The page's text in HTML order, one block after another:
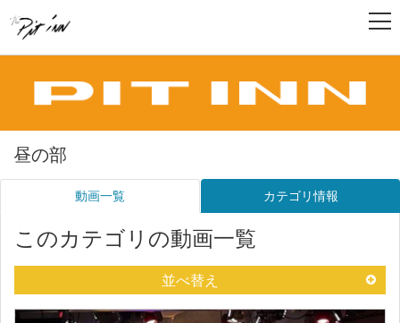
昼の部
動画一覧 カテゴリ情報
このカテゴリの動画一覧
並べ替え